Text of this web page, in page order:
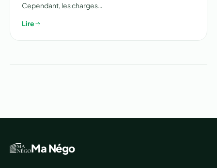
Cependant, les charges…
Lire
Ma Négo